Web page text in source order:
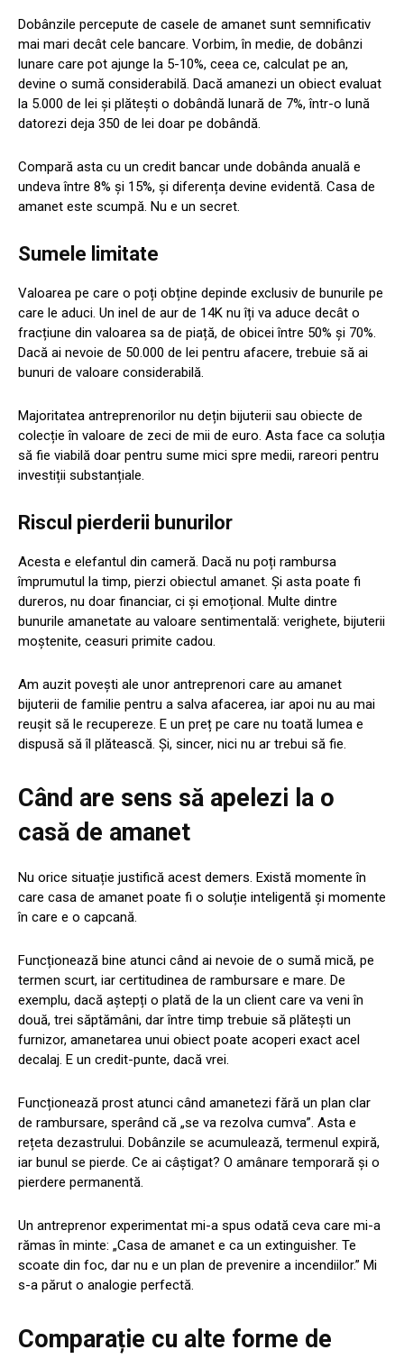
Dobânzile percepute de casele de amanet sunt semnificativ
mai mari decât cele bancare. Vorbim, în medie, de dobânzi
lunare care pot ajunge la 5-10%, ceea ce, calculat pe an,
devine o sumă considerabilă. Dacă amanezi un obiect evaluat
la 5.000 de lei și plătești o dobândă lunară de 7%, într-o lună
datorezi deja 350 de lei doar pe dobândă.
Compară asta cu un credit bancar unde dobânda anuală e
undeva între 8% și 15%, și diferența devine evidentă. Casa de
amanet este scumpă. Nu e un secret.
Sumele limitate
Valoarea pe care o poți obține depinde exclusiv de bunurile pe
care le aduci. Un inel de aur de 14K nu îți va aduce decât o
fracțiune din valoarea sa de piață, de obicei între 50% și 70%.
Dacă ai nevoie de 50.000 de lei pentru afacere, trebuie să ai
bunuri de valoare considerabilă.
Majoritatea antreprenorilor nu dețin bijuterii sau obiecte de
colecție în valoare de zeci de mii de euro. Asta face ca soluția
să fie viabilă doar pentru sume mici spre medii, rareori pentru
investiții substanțiale.
Riscul pierderii bunurilor
Acesta e elefantul din cameră. Dacă nu poți rambursa
împrumutul la timp, pierzi obiectul amanet. Și asta poate fi
dureros, nu doar financiar, ci și emoțional. Multe dintre
bunurile amanetate au valoare sentimentală: verighete, bijuterii
moștenite, ceasuri primite cadou.
Am auzit povești ale unor antreprenori care au amanet
bijuterii de familie pentru a salva afacerea, iar apoi nu au mai
reușit să le recupereze. E un preț pe care nu toată lumea e
dispusă să îl plătească. Și, sincer, nici nu ar trebui să fie.
Când are sens să apelezi la o
casă de amanet
Nu orice situație justifică acest demers. Există momente în
care casa de amanet poate fi o soluție inteligentă și momente
în care e o capcană.
Funcționează bine atunci când ai nevoie de o sumă mică, pe
termen scurt, iar certitudinea de rambursare e mare. De
exemplu, dacă aștepți o plată de la un client care va veni în
două, trei săptămâni, dar între timp trebuie să plătești un
furnizor, amanetarea unui obiect poate acoperi exact acel
decalaj. E un credit-punte, dacă vrei.
Funcționează prost atunci când amanetezi fără un plan clar
de rambursare, sperând că „se va rezolva cumva”. Asta e
rețeta dezastrului. Dobânzile se acumulează, termenul expiră,
iar bunul se pierde. Ce ai câștigat? O amânare temporară și o
pierdere permanentă.
Un antreprenor experimentat mi-a spus odată ceva care mi-a
rămas în minte: „Casa de amanet e ca un extinguisher. Te
scoate din foc, dar nu e un plan de prevenire a incendiilor.” Mi
s-a părut o analogie perfectă.
Comparație cu alte forme de